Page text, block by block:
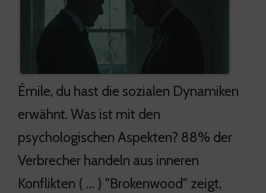
Émile, du hast die sozialen Dynamiken
erwähnt. Was ist mit den
psychologischen Aspekten? 88% der
Verbrecher handeln aus inneren
Konflikten ( … ) "Brokenwood" zeigt,